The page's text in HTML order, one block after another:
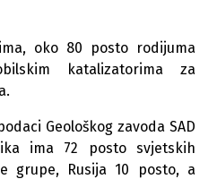
oko 80 posto rodijuma
katalizatorima za
Geološkog zavoda SAD
ima 72 posto svjetskih
grupe, Rusija 10 posto, a